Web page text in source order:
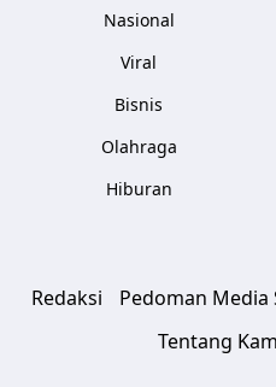
Nasional
Viral
Bisnis
Olahraga
Hiburan
Redaksi Pedoman Media
Tentang